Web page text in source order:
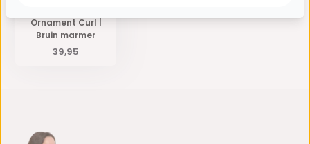
Ornament Curl |
Bruin marmer
39,95